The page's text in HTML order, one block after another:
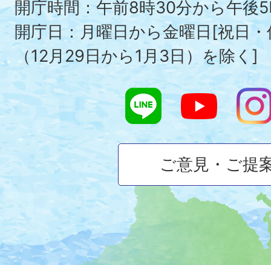
磯
町
の
開庁時間：午前8時30分から午後
開庁日：月曜日から金曜日[祝日
（12月29日から1月3日）を除く]
ご意見・ご提